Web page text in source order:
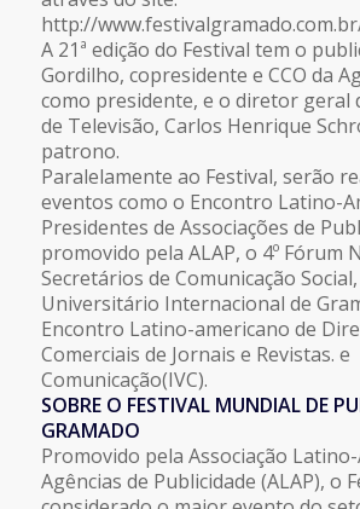
http://
A 21ª edição do Festival tem o
Gordilho, copresidente e CCO da
como presidente, e o diretor geral
de Televisão, Carlos Henrique
patrono.
Paralelamente ao Festival, serão
eventos como o Encontro Latino-
Presidentes de Associações de
promovido pela ALAP, o 4º Fórum
Secretários de Comunicação
Universitário Internacional de
Encontro Latino-americano de
Comerciais de Jornais e Revistas. e
Comunicação(IVC).
SOBRE O FESTIVAL MUNDIAL DE
GRAMADO
Promovido pela Associação
Agências de Publicidade (ALAP), o